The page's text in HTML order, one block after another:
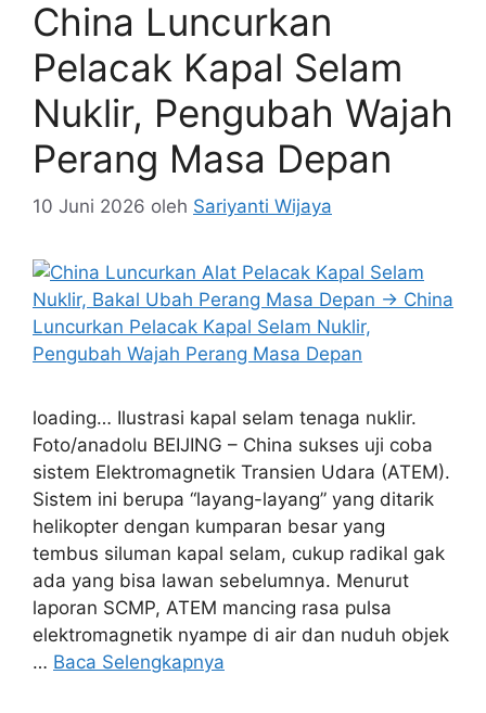
China Luncurkan
Pelacak Kapal Selam
Nuklir, Pengubah Wajah
Perang Masa Depan
10 Juni 2026 oleh Sariyanti Wijaya
loading… Ilustrasi kapal selam tenaga nuklir.
Foto/anadolu BEIJING – China sukses uji coba
sistem Elektromagnetik Transien Udara (ATEM).
Sistem ini berupa “layang-layang” yang ditarik
helikopter dengan kumparan besar yang
tembus siluman kapal selam, cukup radikal gak
ada yang bisa lawan sebelumnya. Menurut
laporan SCMP, ATEM mancing rasa pulsa
elektromagnetik nyampe di air dan nuduh objek
… Baca Selengkapnya